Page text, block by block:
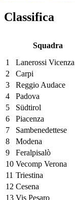
Classifica
Squadra
1
Lanerossi Vicenza
2
Carpi
3
Reggio Audace
4
Padova
5
Südtirol
6
Piacenza
7
Sambenedettese
8
Modena
9
Feralpisalò
10 Vecomp Verona
11 Triestina
12 Cesena
13 Vis Pesaro